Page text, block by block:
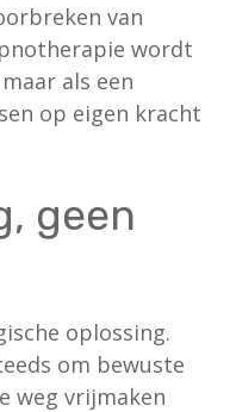
van
wordt
als een
op eigen kracht
geen
oplossing.
om bewuste
weg vrijmaken